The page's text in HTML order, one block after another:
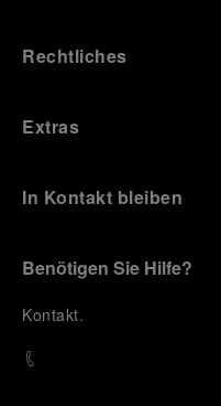
Rechtliches
Extras
In Kontakt bleiben
Benötigen Sie Hilfe?
Kontakt.